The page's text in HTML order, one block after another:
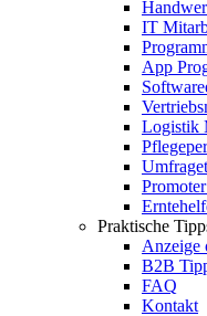
IT
App
Logistik
Praktische
Anzeige
B2B
FAQ
Kontakt